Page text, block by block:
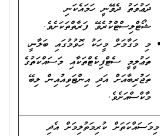
ދަޢުވަތު ދެވޭނީ ހަމައެކަނި
ޝޯޓްލިސްޓްކުރެވޭ ފަރާތްތަކަށެވެ.
މި މަގާމަށް މީހަކު ހޮވުމުގައި ބަލާނީ،
ތަޢުލީމީ ސެޓްފިކެޓްތަކާއި މަސައްކަތުގެ
ތަޖުރިބާއަށް އަދި އިންޓަވިއުއިން ލިބޭ
މާކްސްއަށެވެ.
މިމަސައްކަތަށް ކުރިމަތުލިމަށް އެދި